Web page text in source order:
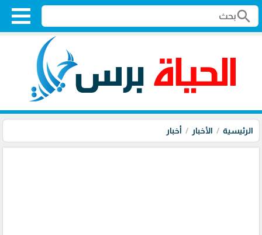
search
الرئيسية الأخبار أخبار